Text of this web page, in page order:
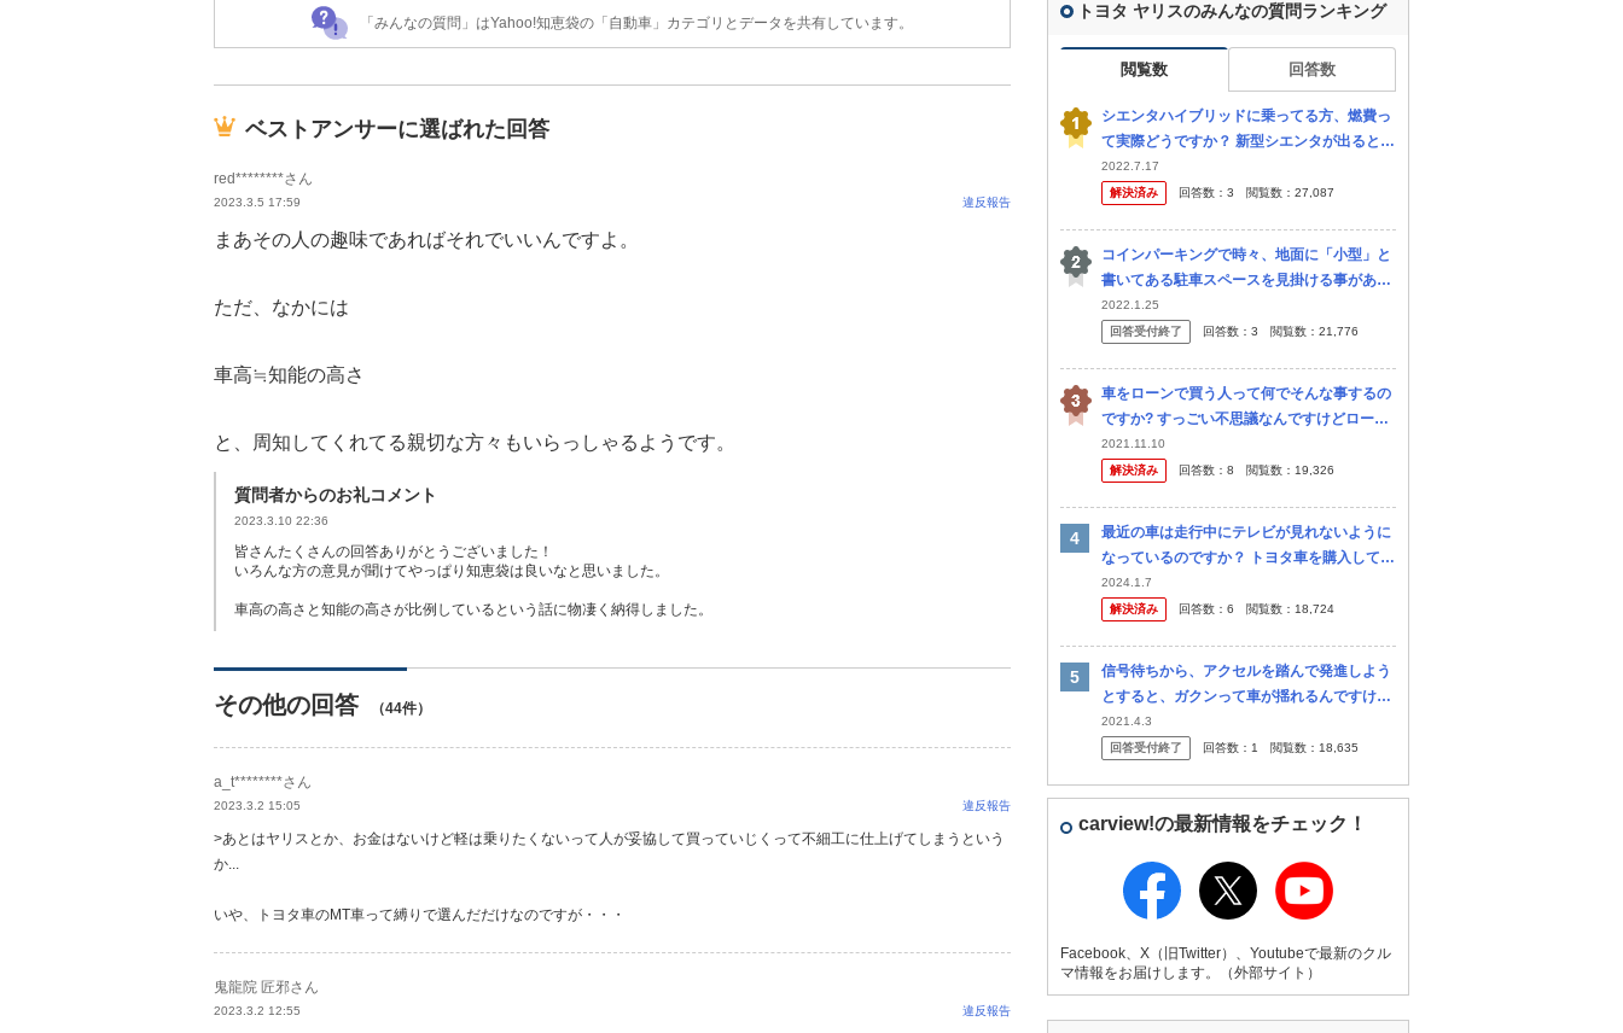
「みんなの質問」はYahoo!知恵袋の「自動車」カテゴリとデータを共有しています。
ベストアンサーに選ばれた回答
red********さん
2023.3.5 17:59 違反報告
まあその人の趣味であればそれでいいんですよ。
ただ、なかには
車高≒知能の高さ
と、周知してくれてる親切な方々もいらっしゃるようです。
質問者からのお礼コメント
2023.3.10 22:36
皆さんたくさんの回答ありがとうございました！
いろんな方の意見が聞けてやっぱり知恵袋は良いなと思いました。
車高の高さと知能の高さが比例しているという話に物凄く納得しました。
その他の回答 （44件）
a_t********さん
2023.3.2 15:05 違反報告
>あとはヤリスとか、お金はないけど軽は乗りたくないって人が妥協して買っていじくって不細工に仕上げてしまうという
か...
いや、トヨタ車のMT車って縛りで選んだだけなのですが・・・
鬼龍院 匠邪さん
2023.3.2 12:55 違反報告
トヨタ ヤリスのみんなの質問ランキング
閲覧数 回答数
シエンタハイブリッドに乗ってる方、燃費っ
て実際どうですか？ 新型シエンタが出るとの
ことで、購入を検討中です。 ヤリスと迷って
ますが、ヤリスはちょっと狭くいが燃費は良
2022.7.17
解決済み
回答数： 3 閲覧数： 27,087
コインパーキングで時々、地面に「小型」と
書いてある駐車スペースを見掛ける事がある
のですが、このスペースにはヤリスとかルー
ミーのようなコンパクトカーを停めても大丈
2022.1.25
回答受付終了
回答数： 3 閲覧数： 21,776
車をローンで買う人って何でそんな事するの
ですか? すっごい不思議なんですけどローン
組む人って何で貯金してからクレカで一括で
買わないんですか?金利がもったいないとは
2021.11.10
解決済み
回答数： 8 閲覧数： 19,326
最近の車は走行中にテレビが見れないように
なっているのですか？ トヨタ車を購入して純
正のカーナビを装着した友人に聞きました。
自分はもちろん運転中はほとんど画面を見ま
2024.1.7
解決済み
回答数： 6 閲覧数： 18,724
信号待ちから、アクセルを踏んで発進しよう
とすると、ガクンって車が揺れるんですけ
ど、これは何ですか？減速して止まるか止ま
らないかのスピードからの加速の時はガクン
2021.4.3
回答受付終了
回答数： 1 閲覧数： 18,635
carview!の最新情報をチェック！
Facebook、X（旧Twitter）、Youtubeで最新のクル
マ情報をお届けします。（外部サイト）